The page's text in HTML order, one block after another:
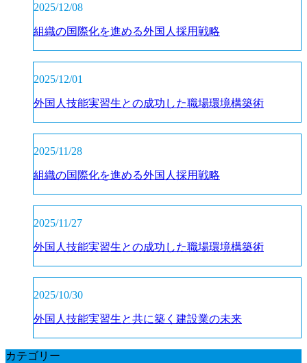
2025/12/08
組織の国際化を進める外国人採用戦略
2025/12/01
外国人技能実習生との成功した職場環境構築術
2025/11/28
組織の国際化を進める外国人採用戦略
2025/11/27
外国人技能実習生との成功した職場環境構築術
2025/10/30
外国人技能実習生と共に築く建設業の未来
カテゴリー